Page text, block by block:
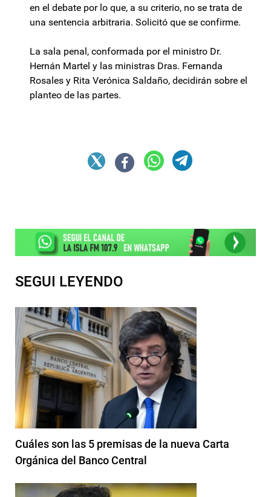
en el debate por lo que, a su criterio, no se trata de
una sentencia arbitraria. Solicitó que se confirme.
La sala penal, conformada por el ministro Dr.
Hernán Martel y las ministras Dras. Fernanda
Rosales y Rita Verónica Saldaño, decidirán sobre el
planteo de las partes.
SEGUI LEYENDO
Cuáles son las 5 premisas de la nueva Carta
Orgánica del Banco Central